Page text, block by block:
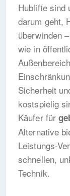
Hublifte sind
darum geht,
überwinden
wie in
Sicherheit
kostspielig
Käufer für
Alternative
Leistungs-
schnellen,
Technik.